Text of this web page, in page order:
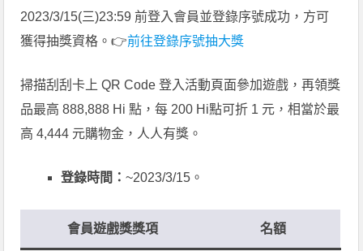
2023/3/15(三)23:59 前登入會員並登錄序號成功，方可
獲得抽獎資格。👉前往登錄序號抽大獎
掃描刮刮卡上 QR Code 登入活動頁面參加遊戲，再領獎
品最高 888,888 Hi 點，每 200 Hi點可折 1 元，相當於最
高 4,444 元購物金，人人有獎。
登錄時間：~2023/3/15。
會員遊戲獎獎項 名額